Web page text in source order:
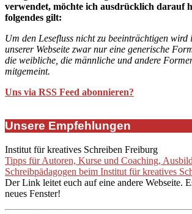
verwendet, möchte ich ausdrücklich darauf
folgendes gilt:
Um den Lesefluss nicht zu beeinträchtigen wird
unserer Webseite zwar nur eine generische
die weibliche, die männliche und andere
mitgemeint.
Uns via RSS Feed abonnieren?
Unsere Empfehlungen
Institut für kreatives Schreiben Freiburg
Tipps für Autoren, Kurse und Coaching,
Schreibpädagogen beim Institut für kreatives
Der Link leitet euch auf eine andere Webseite.
neues Fenster!